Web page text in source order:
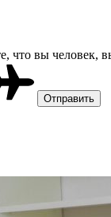
что вы человек,